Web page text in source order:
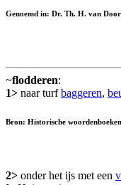
Genoemd in: Dr. Th. H. van
~flodderen:
1> naar turfbaggeren,
Bron: Historische
2> onder het ijs met een